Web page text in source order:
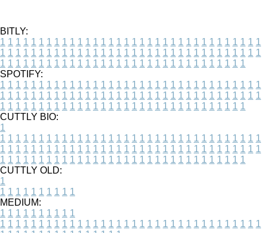
BITLY:
1 1 1 1 1 1 1 1 1 1 1 1 1 1 1 1 1 1 1 1 1 1 1 1 1 1 1 1 1 1 1 1 1 1
1 1 1 1 1 1 1 1 1 1 1 1 1 1 1 1 1 1 1 1 1 1 1 1 1 1 1 1 1 1 1 1 1 1
1 1 1 1 1 1 1 1 1 1 1 1 1 1 1 1 1 1 1 1 1 1 1 1 1 1 1 1 1 1 1 1
SPOTIFY:
1 1 1 1 1 1 1 1 1 1 1 1 1 1 1 1 1 1 1 1 1 1 1 1 1 1 1 1 1 1 1 1 1 1
1 1 1 1 1 1 1 1 1 1 1 1 1 1 1 1 1 1 1 1 1 1 1 1 1 1 1 1 1 1 1 1 1 1
1 1 1 1 1 1 1 1 1 1 1 1 1 1 1 1 1 1 1 1 1 1 1 1 1 1 1 1 1 1 1 1
CUTTLY BIO:
1
1 1 1 1 1 1 1 1 1 1 1 1 1 1 1 1 1 1 1 1 1 1 1 1 1 1 1 1 1 1 1 1 1 1
1 1 1 1 1 1 1 1 1 1 1 1 1 1 1 1 1 1 1 1 1 1 1 1 1 1 1 1 1 1 1 1 1 1
1 1 1 1 1 1 1 1 1 1 1 1 1 1 1 1 1 1 1 1 1 1 1 1 1 1 1 1 1 1 1 1
CUTTLY OLD:
1
1 1 1 1 1 1 1 1 1 1
MEDIUM:
1 1 1 1 1 1 1 1 1 1
1 1 1 1 1 1 1 1 1 1 1 1 1 1 1 1 1 1 1 1 1 1 1 1 1 1 1 1 1 1 1 1 1 1